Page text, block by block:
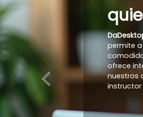
permite
ofrece
nuestros